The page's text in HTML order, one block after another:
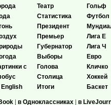
с
English
Театр
Статистика
Президент
Премьер
Губернатор
Выборы
Голова
Столица
Итоги
Гольф
Футбол
Лига Е
Лига Ч
Евро
Кличко
Хоккей
Баскет
| в Одноклассниках | в